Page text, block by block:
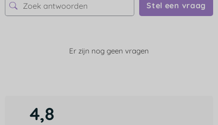
Stel een vraag
Er zijn nog geen vragen
4,8